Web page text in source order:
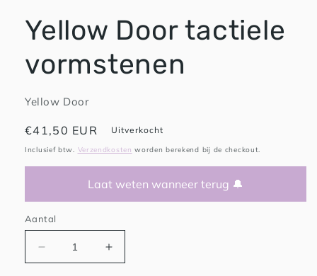
Yellow Door tactiele
vormstenen
Yellow Door
Normale
prijs
€41,50 EUR Uitverkocht
Inclusief btw. Verzendkosten worden berekend bij de checkout.
Laat weten wanneer terug 🔔
Aantal
Aantal
verlagen
Aantal
verhogen